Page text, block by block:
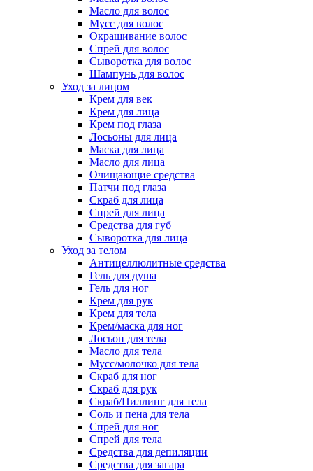
Масло для волос
Мусс для волос
Окрашивание волос
Спрей для волос
Сыворотка для волос
Шампунь для волос
Уход за лицом
Крем для век
Крем для лица
Крем под глаза
Лосьоны для лица
Маска для лица
Масло для лица
Очищающие средства
Патчи под глаза
Скраб для лица
Спрей для лица
Средства для губ
Сыворотка для лица
Уход за телом
Антицеллюлитные средства
Гель для душа
Гель для ног
Крем для рук
Крем для тела
Крем/маска для ног
Лосьон для тела
Масло для тела
Мусс/молочко для тела
Скраб для ног
Скраб для рук
Скраб/Пиллинг для тела
Соль и пена для тела
Спрей для ног
Спрей для тела
Средства для депиляции
Средства для загара